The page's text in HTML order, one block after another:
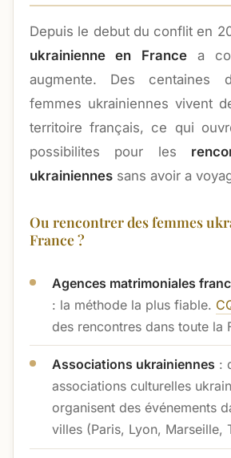
Depuis le debut du conflit en
ukrainienne en Francea
augmente. Des centaines
femmes ukrainiennes vivent
territoire français, ce qui
possibilites pour les
ukrainiennes sans avoir a
Ou rencontrer des femmes
France ?
Agences matrimoniales
: la méthode la plus fiable.
des rencontres dans toute la
Associations ukrainiennes :
associations culturelles
organisent des événements
villes (Paris, Lyon, Marseille,